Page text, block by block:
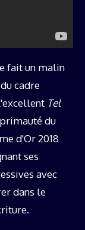
fait un malin
cadre
Tel
du
d'Or 2018
ses
avec
dans le